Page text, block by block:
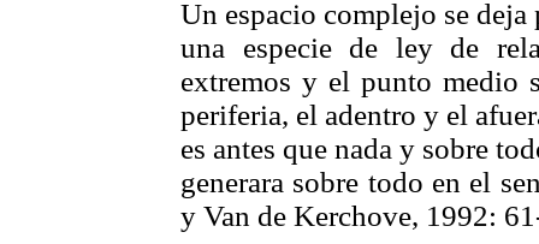
Un espacio complejo se
una especie de ley de
extremos y el punto medio
periferia, el adentro y el
es antes que nada y sobre
generara sobre todo en el
y Van de Kerchove, 1992: